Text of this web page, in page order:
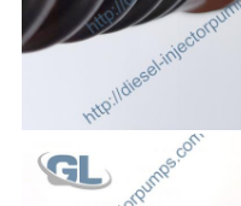
ー